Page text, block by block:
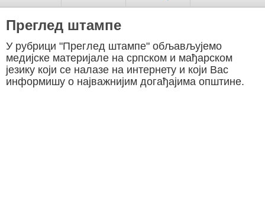
Преглед штампе
У рубрици "Преглед штампе" обљављујемо
медијске материјале на српском и мађарском
језику који се налазе на интернету и који Вас
информишу о најважнијим догађајима општине.